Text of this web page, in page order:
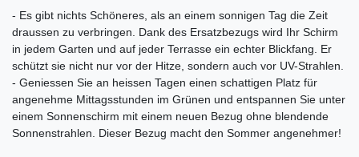
- Es gibt nichts Schöneres, als an einem sonnigen Tag die Zeit
draussen zu verbringen. Dank des Ersatzbezugs wird Ihr Schirm
in jedem Garten und auf jeder Terrasse ein echter Blickfang. Er
schützt sie nicht nur vor der Hitze, sondern auch vor UV-Strahlen.
- Geniessen Sie an heissen Tagen einen schattigen Platz für
angenehme Mittagsstunden im Grünen und entspannen Sie unter
einem Sonnenschirm mit einem neuen Bezug ohne blendende
Sonnenstrahlen. Dieser Bezug macht den Sommer angenehmer!